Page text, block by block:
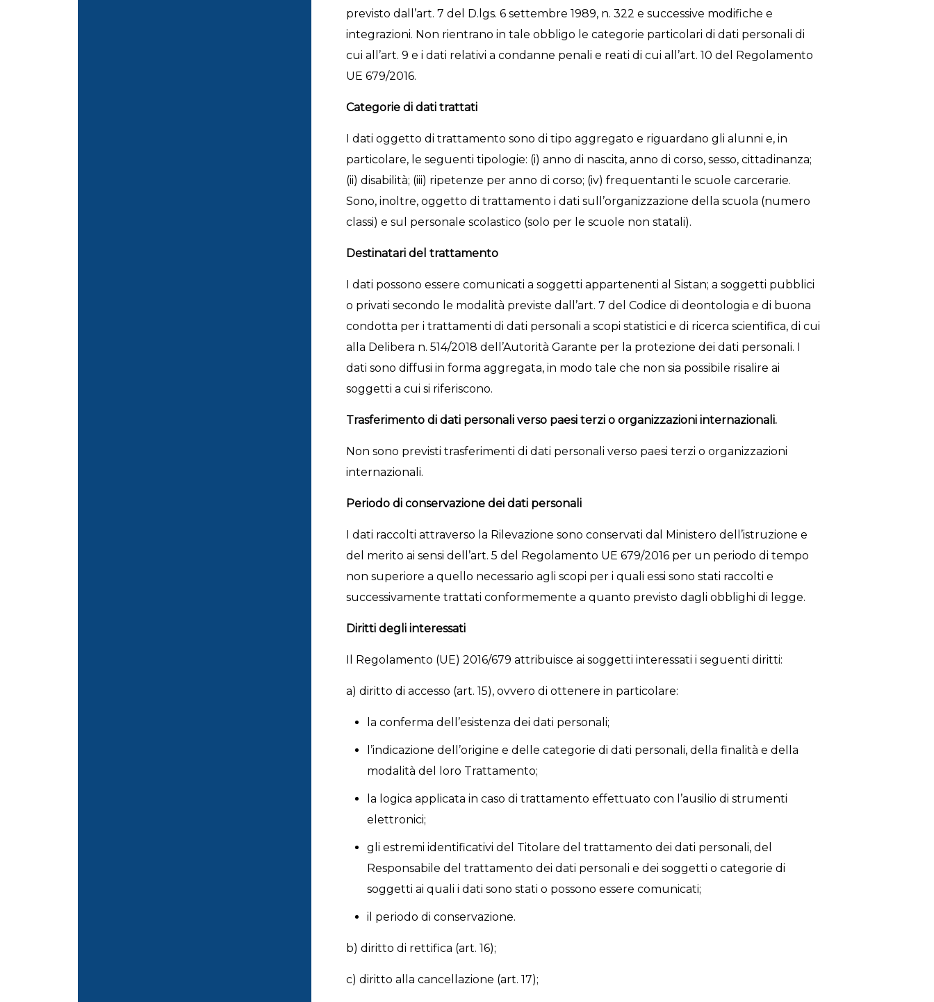
previsto dall’art. 7 del D.lgs. 6 settembre 1989, n. 322 e successive modifiche e
integrazioni. Non rientrano in tale obbligo le categorie particolari di dati personali di
cui all’art. 9 e i dati relativi a condanne penali e reati di cui all’art. 10 del Regolamento
UE 679/2016.
Categorie di dati trattati
I dati oggetto di trattamento sono di tipo aggregato e riguardano gli alunni e, in
particolare, le seguenti tipologie: (i) anno di nascita, anno di corso, sesso, cittadinanza;
(ii) disabilità; (iii) ripetenze per anno di corso; (iv) frequentanti le scuole carcerarie.
Sono, inoltre, oggetto di trattamento i dati sull’organizzazione della scuola (numero
classi) e sul personale scolastico (solo per le scuole non statali).
Destinatari del trattamento
I dati possono essere comunicati a soggetti appartenenti al Sistan; a soggetti pubblici
o privati secondo le modalità previste dall’art. 7 del Codice di deontologia e di buona
condotta per i trattamenti di dati personali a scopi statistici e di ricerca scientifica, di cui
alla Delibera n. 514/2018 dell’Autorità Garante per la protezione dei dati personali. I
dati sono diffusi in forma aggregata, in modo tale che non sia possibile risalire ai
soggetti a cui si riferiscono.
Trasferimento di dati personali verso paesi terzi o organizzazioni internazionali.
Non sono previsti trasferimenti di dati personali verso paesi terzi o organizzazioni
internazionali.
Periodo di conservazione dei dati personali
I dati raccolti attraverso la Rilevazione sono conservati dal Ministero dell’istruzione e
del merito ai sensi dell’art. 5 del Regolamento UE 679/2016 per un periodo di tempo
non superiore a quello necessario agli scopi per i quali essi sono stati raccolti e
successivamente trattati conformemente a quanto previsto dagli obblighi di legge.
Diritti degli interessati
Il Regolamento (UE) 2016/679 attribuisce ai soggetti interessati i seguenti diritti:
a) diritto di accesso (art. 15), ovvero di ottenere in particolare:
la conferma dell’esistenza dei dati personali;
l’indicazione dell’origine e delle categorie di dati personali, della finalità e della
modalità del loro Trattamento;
la logica applicata in caso di trattamento effettuato con l’ausilio di strumenti
elettronici;
gli estremi identificativi del Titolare del trattamento dei dati personali, del
Responsabile del trattamento dei dati personali e dei soggetti o categorie di
soggetti ai quali i dati sono stati o possono essere comunicati;
il periodo di conservazione.
b) diritto di rettifica (art. 16);
c) diritto alla cancellazione (art. 17);